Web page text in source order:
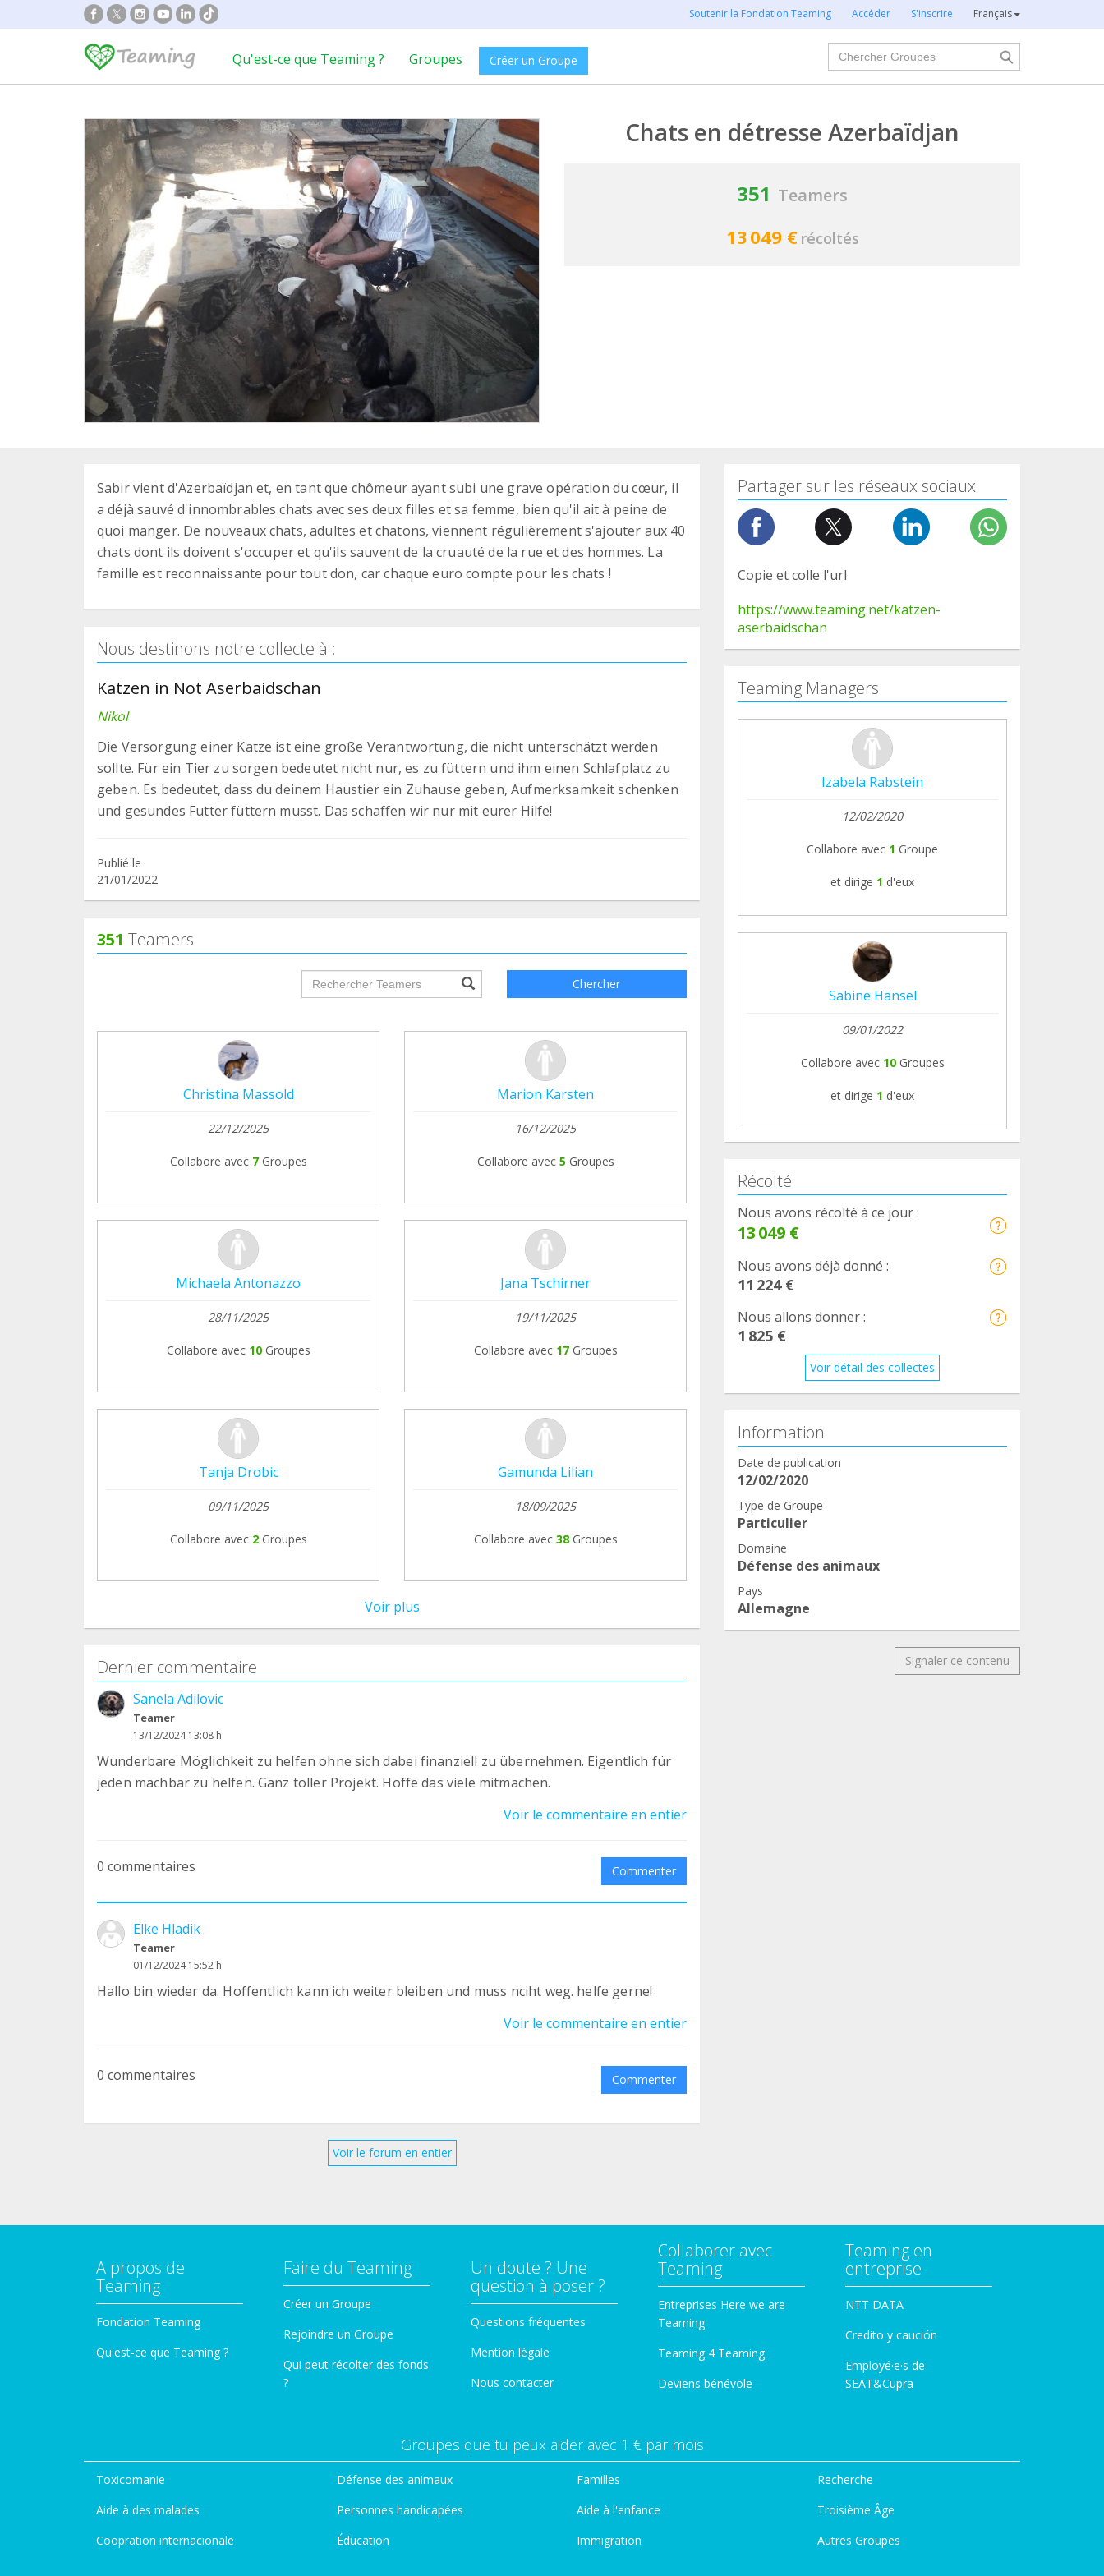
Soutenir la Fondation Teaming Accéder S'inscrire Français
Qu'est-ce que Teaming ? Groupes Créer un Groupe
Chercher
Chats en détresse Azerbaïdjan
351 Teamers
13 049 € récoltés
Sabir vient d'Azerbaïdjan et, en tant que chômeur ayant subi une grave opération du cœur, il
a déjà sauvé d'innombrables chats avec ses deux filles et sa femme, bien qu'il ait à peine de
quoi manger. De nouveaux chats, adultes et chatons, viennent régulièrement s'ajouter aux 40
chats dont ils doivent s'occuper et qu'ils sauvent de la cruauté de la rue et des hommes. La
famille est reconnaissante pour tout don, car chaque euro compte pour les chats !
Nous destinons notre collecte à :
Katzen in Not Aserbaidschan
Nikol
Die Versorgung einer Katze ist eine große Verantwortung, die nicht unterschätzt werden
sollte. Für ein Tier zu sorgen bedeutet nicht nur, es zu füttern und ihm einen Schlafplatz zu
geben. Es bedeutet, dass du deinem Haustier ein Zuhause geben, Aufmerksamkeit schenken
und gesundes Futter füttern musst. Das schaffen wir nur mit eurer Hilfe!
Publié le
21/01/2022
351 Teamers
groupProfile.searchForm.search.text??? Chercher
Christina Massold
22/12/2025
Collabore avec 7 Groupes
Marion Karsten
16/12/2025
Collabore avec 5 Groupes
Michaela Antonazzo
28/11/2025
Collabore avec 10 Groupes
Jana Tschirner
19/11/2025
Collabore avec 17 Groupes
Tanja Drobic
09/11/2025
Collabore avec 2 Groupes
Gamunda Lilian
18/09/2025
Collabore avec 38 Groupes
Voir plus
Dernier commentaire
Sanela Adilovic
Teamer
13/12/2024 13:08 h
Wunderbare Möglichkeit zu helfen ohne sich dabei finanziell zu übernehmen. Eigentlich für
jeden machbar zu helfen. Ganz toller Projekt. Hoffe das viele mitmachen.
Voir le commentaire en entier
0 commentaires Commenter
Elke Hladik
Teamer
01/12/2024 15:52 h
Hallo bin wieder da. Hoffentlich kann ich weiter bleiben und muss nciht weg. helfe gerne!
Voir le commentaire en entier
0 commentaires Commenter
Voir le forum en entier
Partager sur les réseaux sociaux
Copie et colle l'url
https://www.teaming.net/katzen-
aserbaidschan
Teaming Managers
Izabela Rabstein
12/02/2020
Collabore avec 1 Groupe
et dirige 1 d'eux
Sabine Hänsel
09/01/2022
Collabore avec10Groupes
et dirige 1 d'eux
Récolté
Nous avons récolté à ce jour :
13 049 €
Nous avons déjà donné :
11 224 €
Nous allons donner :
1 825 €
Voir détail des collectes
Information
Date de publication
12/02/2020
Type de Groupe
Particulier
Domaine
Défense des animaux
Pays
Allemagne
Signaler ce contenu
A propos de
Teaming
Fondation Teaming
Qu'est-ce que Teaming ?
Faire du Teaming
Créer un Groupe
Rejoindre un Groupe
Qui peut récolter des fonds
?
Un doute ? Une
question à poser ?
Questions fréquentes
Mention légale
Nous contacter
Collaborer avec
Teaming
Entreprises Here we are
Teaming
Teaming 4 Teaming
Deviens bénévole
Teaming en
entreprise
NTT DATA
Credito y caución
Employé·e·s de
SEAT&Cupra
Groupes que tu peux aider avec 1 € par mois
Toxicomanie
Aide à des malades
Coopration internacionale
Défense des animaux
Personnes handicapées
Éducation
Familles
Aide à l'enfance
Immigration
Recherche
Troisième Âge
Autres Groupes